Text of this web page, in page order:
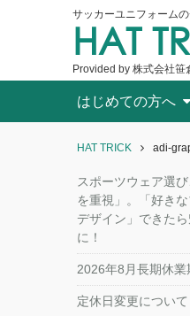
サッカーユニフォーム
HAT
Provided by 株式会社笹
はじめての方へ
HAT TRICK adi-
スポーツウェア選
を重視」。「好き
デザイン」できた
に！
2026年8月長期休業
定休日変更について